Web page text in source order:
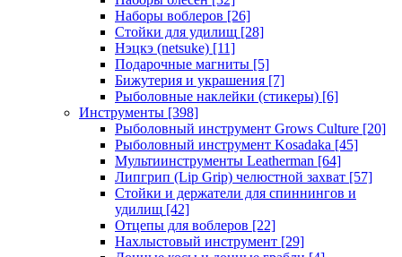
Наборы воблеров [26]
Стойки для удилищ [28]
Нэцкэ (netsuke) [11]
Подарочные магниты [5]
Бижутерия и украшения [7]
Рыболовные наклейки (стикеры) [6]
Инструменты [398]
Рыболовный инструмент Grows Culture [20]
Рыболовный инструмент Kosadaka [45]
Мультиинструменты Leatherman [64]
Липгрип (Lip Grip) челюстной захват [57]
Стойки и держатели для спиннингов и
удилищ [42]
Отцепы для воблеров [22]
Нахлыстовый инструмент [29]